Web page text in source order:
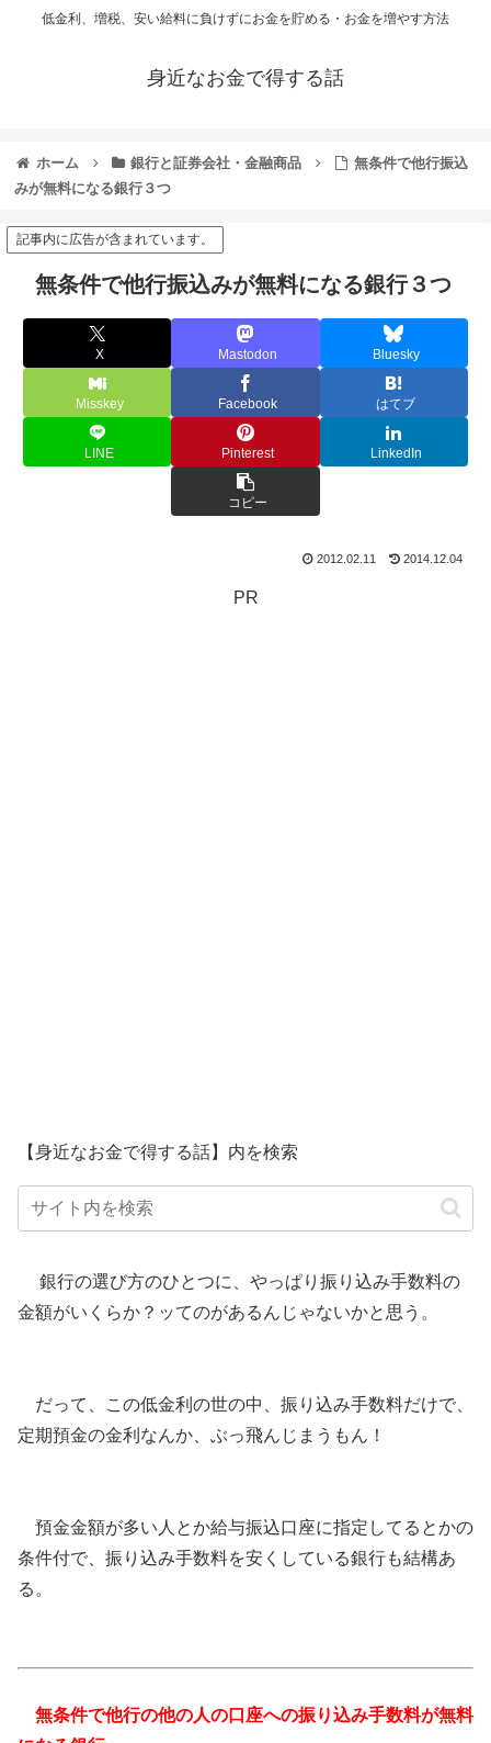
低金利、増税、安い給料に負けずにお金を貯める・お金を増やす方法
身近なお金で得する話
ホーム 銀行と証券会社・金融商品
無条件で他行振込
みが無料になる銀行３つ
記事内に広告が含まれています。
無条件で他行振込みが無料になる銀行３つ
X Mastodon Bluesky
Misskey Facebook はてブ
LINE Pinterest LinkedIn
コピー
2012.02.11 2014.12.04
PR
【身近なお金で得する話】内を検索
銀行の選び方のひとつに、やっぱり振り込み手数料の
金額がいくらか？ッてのがあるんじゃないかと思う。
だって、この低金利の世の中、振り込み手数料だけで、
定期預金の金利なんか、ぶっ飛んじまうもん！
預金金額が多い人とか給与振込口座に指定してるとかの
条件付で、振り込み手数料を安くしている銀行も結構あ
る。
無条件で他行の他の人の口座への振り込み手数料が無料